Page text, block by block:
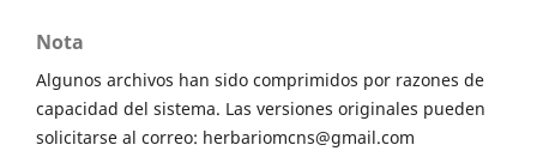
Nota
Algunos archivos han sido comprimidos por razones de
capacidad del sistema. Las versiones originales pueden
solicitarse al correo: herbariomcns@gmail.com